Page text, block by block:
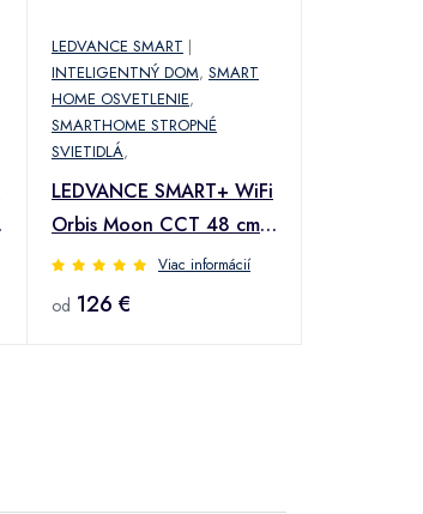
LEDVANCE SMART |
INTELIGENTNÝ DOM, SMART
HOME OSVETLENIE,
SMARTHOME STROPNÉ
SVIETIDLÁ,
LEDVANCE SMART+ WiFi
Orbis Moon CCT 48 cm
čierna
Viac informácií
od 126 €